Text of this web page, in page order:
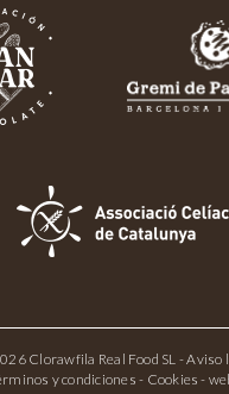
Clorawfila Real Food SL -Aviso
y condiciones- Cookies -